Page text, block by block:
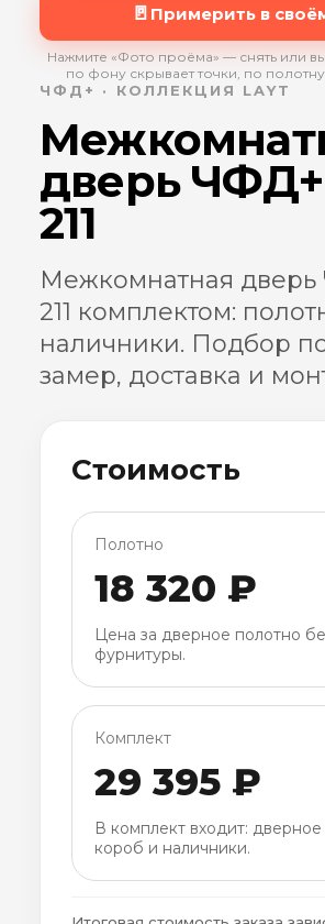
🚪 Примерить в
Нажмите «Фото проёма» — снять или
по фону скрывает точки, по
ЧФД+ · КОЛЛЕКЦИЯ LAYT
дверь
211
Межкомнатная
211 комплектом:
наличники. Подбор
замер, доставка и
Стоимость
Полотно
18 320 ₽
Цена за дверное полотно
фурнитуры.
Комплект
29 395 ₽
В комплект входит:
короб и наличники.